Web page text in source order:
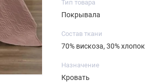
Тип товара
Покрывала
Состав ткани
70% вискоза, 30% хлопок
Назначение
Кровать